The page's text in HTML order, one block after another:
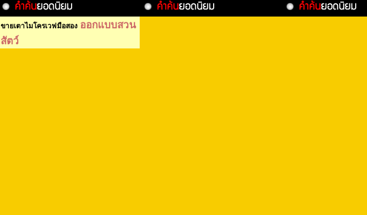
ขายเตาไมโครเวฟมือสอง ออกแบบสวน
สัตว์